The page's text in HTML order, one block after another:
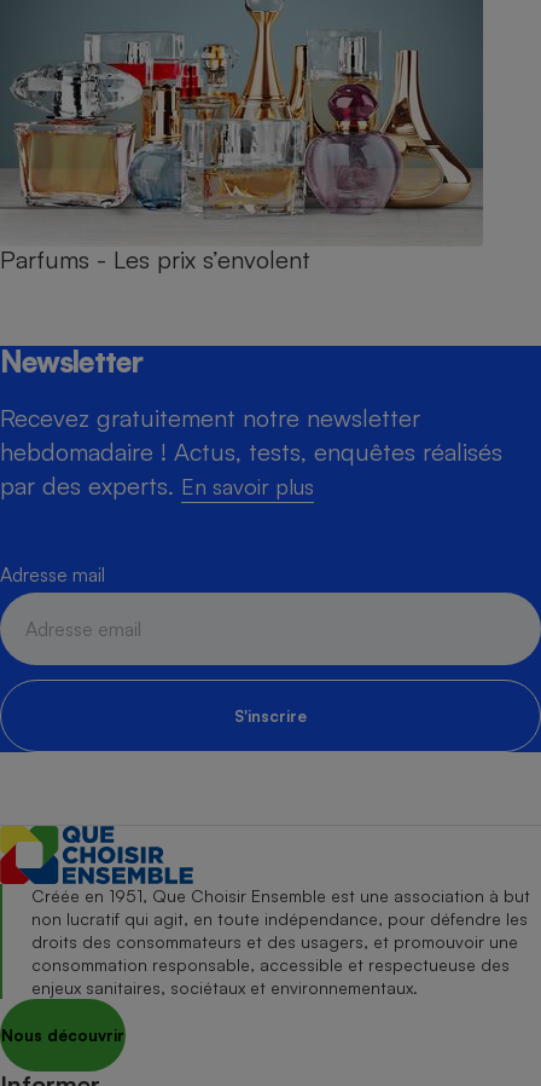
Parfums - Les prix s’envolent
Newsletter
Recevez gratuitement notre newsletter
hebdomadaire ! Actus, tests, enquêtes réalisés
par des experts. En savoir plus
Adresse mail
S'inscrire
Créée en 1951, Que Choisir Ensemble est une association à but
non lucratif qui agit, en toute indépendance, pour défendre les
droits des consommateurs et des usagers, et promouvoir une
consommation responsable, accessible et respectueuse des
enjeux sanitaires, sociétaux et environnementaux.
Nous découvrir